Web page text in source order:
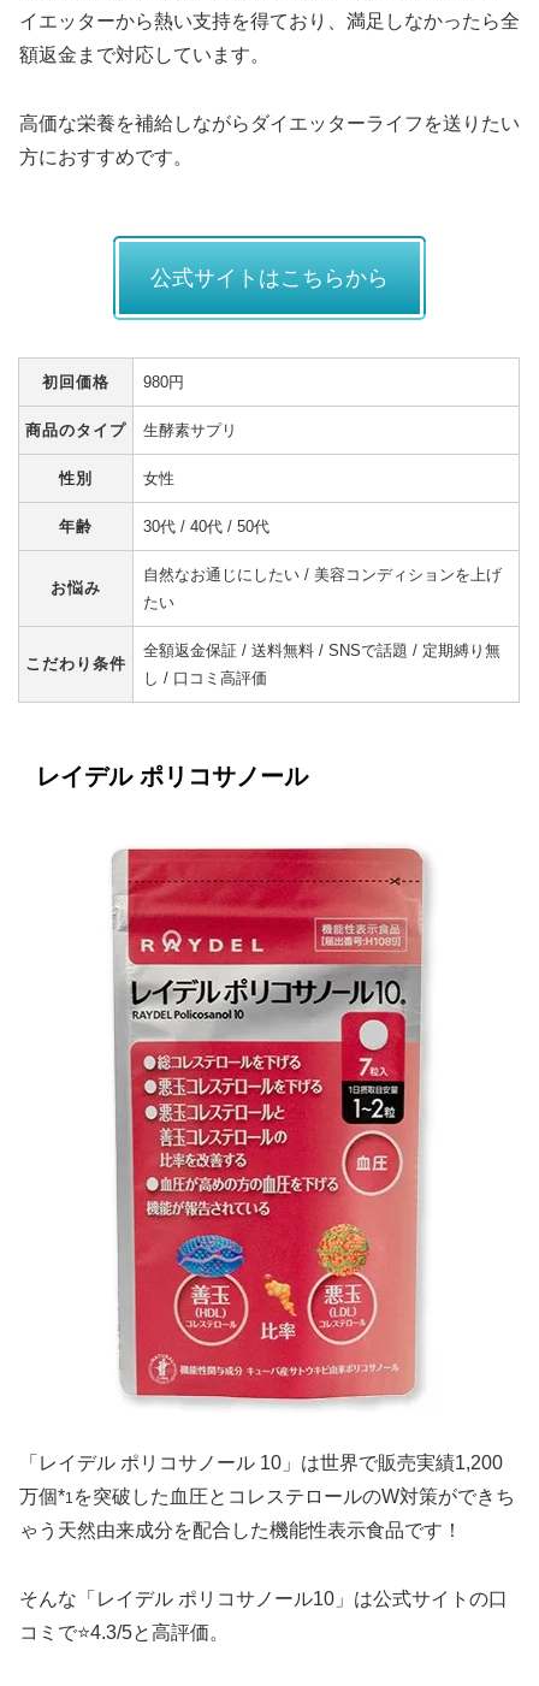
イエッターから熱い支持を得ており、満足しなかったら全
額返金まで対応しています。
高価な栄養を補給しながらダイエッターライフを送りたい
方におすすめです。
公式サイトはこちらから
初回価格 980円
商品のタイプ 生酵素サプリ
性別 女性
年齢 30代 / 40代 / 50代
お悩み
自然なお通じにしたい / 美容コンディションを上げ
たい
こだわり条件
全額返金保証 / 送料無料 / SNSで話題 / 定期縛り無
し / 口コミ高評価
レイデル ポリコサノール
「レイデル ポリコサノール 10」は世界で販売実績1,200
万個*1 を突破した血圧とコレステロールのW対策ができち
ゃう天然由来成分を配合した機能性表示食品です！
そんな「レイデル ポリコサノール10」は公式サイトの口
コミで⭐️4.3/5と高評価。